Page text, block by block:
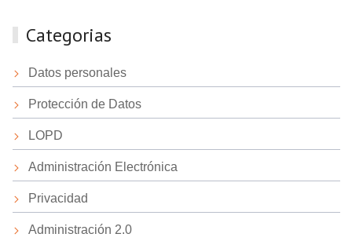
Categorias
Datos personales
Protección de Datos
LOPD
Administración Electrónica
Privacidad
Administración 2.0